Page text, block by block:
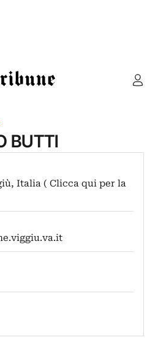
BUTTI
Italia ( Clicca qui per la